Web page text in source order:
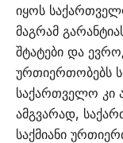
იყოს
მაგრამ
შტატები და
ურთიერთობებს
საქართველო კი
ამგვარად,
საქმიანი